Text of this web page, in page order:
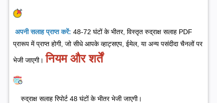
अपनी सलाह प्राप्त करें: 48-72 घंटों के भीतर, विस्तृत रुद्राक्ष सलाह PDF
प्रारूप में प्राप्त होगी, जो सीधे आपके व्हाट्सएप, ईमेल, या अन्य पसंदीदा चैनलों पर
भेजी जाएगी। नियम और शर्तें
रुद्राक्ष सलाह रिपोर्ट 48 घंटों के भीतर भेजी जाएगी।